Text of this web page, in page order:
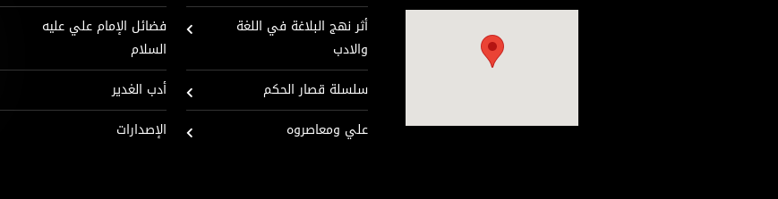
أثر نهج البلاغة في اللغة
والادب
سلسلة قصار الحكم
علي ومعاصروه
فضائل الإمام علي عليه
السلام
أدب الغدير
الإصدارات